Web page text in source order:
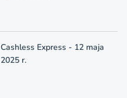
Cashless Express - 12 maja
2025 r.